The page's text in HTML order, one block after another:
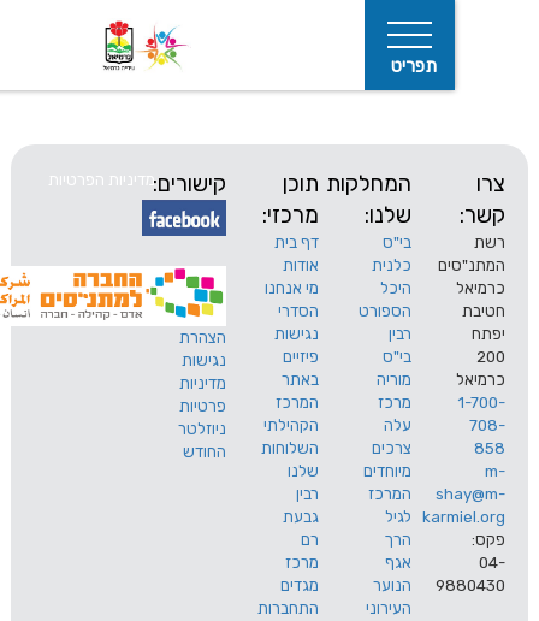
המחלקות
שלנו:
בי"ס
כלנית
היכל
הספורט
רבין
בי"ס
מוריה
מרכז
עלה
צרכים
מיוחדים
המרכז
לגיל
הרך
אגף
הנוער
תוכן
מרכזי:
דף בית
אודות
מי אנחנו
הסדרי
נגישות
פיזיים
באתר
המרכז
הקהילתי
השלוחות
שלנו
רבין
גבעת
רם
מרכז
מגדים
התחברות
קישורים:
הצהרת
נגישות
מדיניות
פרטיות
ניוזלטר
החודש
מדיניות הפרטיות